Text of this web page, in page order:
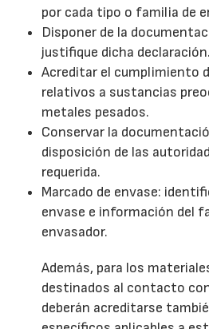
por cada tipo o familia de
Disponer de la
justifique dicha declaración.
Acreditar el cumplimiento
relativos a sustancias
metales pesados.
Conservar la
disposición de las
requerida.
Marcado de envase:
envase e información del
envasador.
Además, para los
destinados al contacto
deberán acreditarse